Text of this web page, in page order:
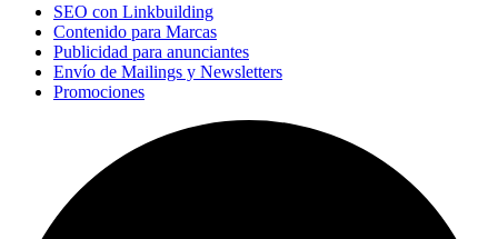
SEO con Linkbuilding
Contenido para Marcas
Publicidad para anunciantes
Envío de Mailings y Newsletters
Promociones